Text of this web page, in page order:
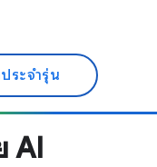
ระจำรุ่น
AI